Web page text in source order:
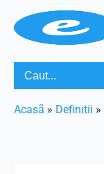
Acasã » Definitii »